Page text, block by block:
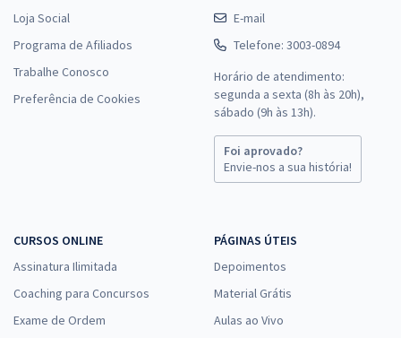
Loja Social
Programa de Afiliados
Trabalhe Conosco
Preferência de Cookies
E-mail
Telefone: 3003-0894
Horário de atendimento:
segunda a sexta (8h às 20h),
sábado (9h às 13h).
Foi aprovado?
Envie-nos a sua história!
CURSOS ONLINE
Assinatura Ilimitada
Coaching para Concursos
Exame de Ordem
PÁGINAS ÚTEIS
Depoimentos
Material Grátis
Aulas ao Vivo